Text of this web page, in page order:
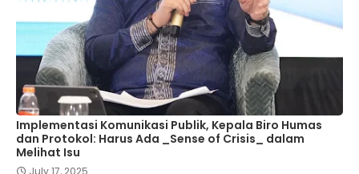
Implementasi Komunikasi Publik, Kepala Biro Humas
dan Protokol: Harus Ada _Sense of Crisis_ dalam
Melihat Isu
July 17, 2025